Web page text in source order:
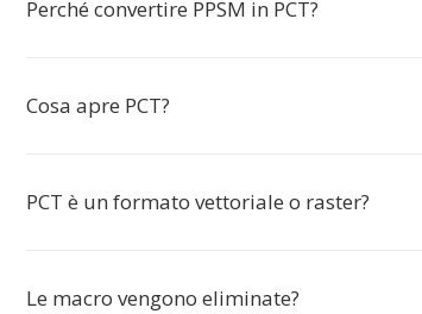
Perché convertire PPSM in PCT?
Cosa apre PCT?
PCT è un formato vettoriale o raster?
Le macro vengono eliminate?